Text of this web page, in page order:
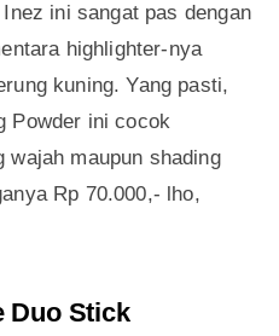
ini sangat pas dengan
highlighter-nya
kuning. Yang pasti,
Powder ini cocok
wajah maupun shading
Rp 70.000,- lho,
Duo Stick